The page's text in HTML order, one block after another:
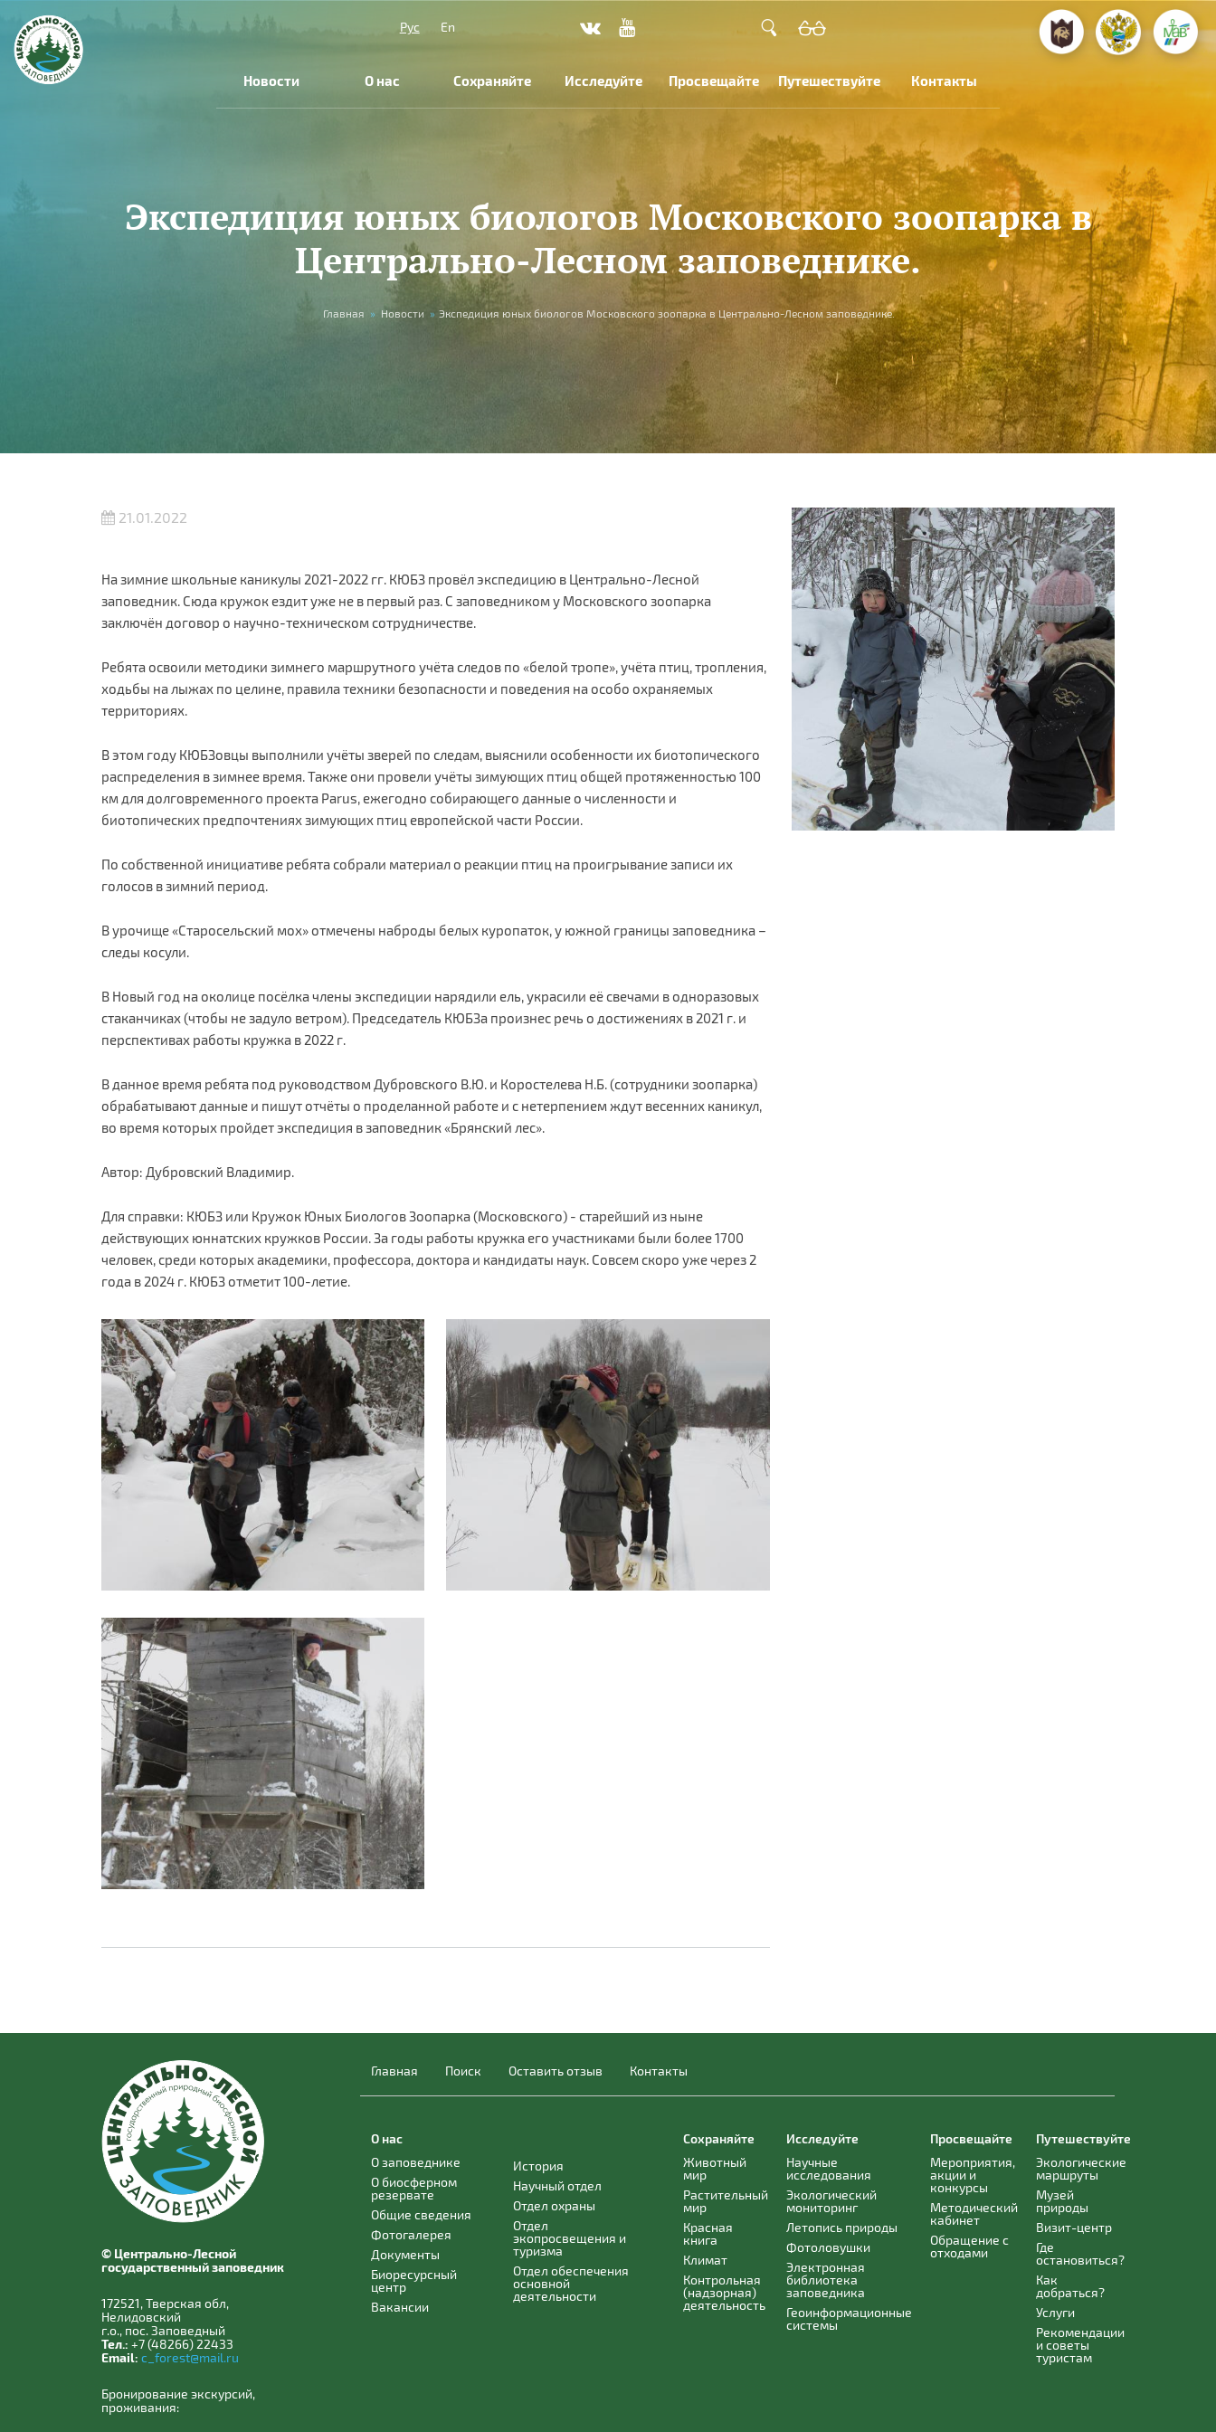
Перейти к основному содержанию
Рус
En
Новости О нас Сохраняйте Исследуйте Просвещайте Путешествуйте Контакты
Экспедиция юных биологов Московского зоопарка в
Центрально-Лесном заповеднике.
Главная » Новости » Экспедиция юных биологов Московского зоопарка в Центрально-Лесном заповеднике.
21.01.2022
На зимние школьные каникулы 2021-2022 гг. КЮБЗ провёл экспедицию в Центрально-Лесной
заповедник. Сюда кружок ездит уже не в первый раз. С заповедником у Московского зоопарка
заключён договор о научно-техническом сотрудничестве.
Ребята освоили методики зимнего маршрутного учёта следов по «белой тропе», учёта птиц, тропления,
ходьбы на лыжах по целине, правила техники безопасности и поведения на особо охраняемых
территориях.
В этом году КЮБЗовцы выполнили учёты зверей по следам, выяснили особенности их биотопического
распределения в зимнее время. Также они провели учёты зимующих птиц общей протяженностью 100
км для долговременного проекта Parus, ежегодно собирающего данные о численности и
биотопических предпочтениях зимующих птиц европейской части России.
По собственной инициативе ребята собрали материал о реакции птиц на проигрывание записи их
голосов в зимний период.
В урочище «Старосельский мох» отмечены наброды белых куропаток, у южной границы заповедника –
следы косули.
В Новый год на околице посёлка члены экспедиции нарядили ель, украсили её свечами в одноразовых
стаканчиках (чтобы не задуло ветром). Председатель КЮБЗа произнес речь о достижениях в 2021 г. и
перспективах работы кружка в 2022 г.
В данное время ребята под руководством Дубровского В.Ю. и Коростелева Н.Б. (сотрудники зоопарка)
обрабатывают данные и пишут отчёты о проделанной работе и с нетерпением ждут весенних каникул,
во время которых пройдет экспедиция в заповедник «Брянский лес».
Автор: Дубровский Владимир.
Для справки: КЮБЗ или Кружок Юных Биологов Зоопарка (Московского) - старейший из ныне
действующих юннатских кружков России. За годы работы кружка его участниками были более 1700
человек, среди которых академики, профессора, доктора и кандидаты наук. Совсем скоро уже через 2
года в 2024 г. КЮБЗ отметит 100-летие.
© Центрально-Лесной
государственный заповедник
172521, Тверская обл,
Нелидовский
г.о., пос. Заповедный
Тел.: +7 (48266) 22433
Email: c_forest@mail.ru
Бронирование экскурсий,
проживания:
Главная Поиск Оставить отзыв Контакты
О нас
О заповеднике
О биосферном
резервате
Общие сведения
Фотогалерея
Документы
Биоресурсный
центр
Вакансии
История
Научный отдел
Отдел охраны
Отдел
экопросвещения и
туризма
Отдел обеспечения
основной
деятельности
Сохраняйте
Животный
мир
Растительный
мир
Красная
книга
Климат
Контрольная
(надзорная)
деятельность
Исследуйте
Научные
исследования
Экологический
мониторинг
Летопись природы
Фотоловушки
Электронная
библиотека
заповедника
Геоинформационные
системы
Просвещайте
Мероприятия,
акции и
конкурсы
Методический
кабинет
Обращение с
отходами
Путешествуйте
Экологические
маршруты
Музей
природы
Визит-центр
Где
остановиться?
Как
добраться?
Услуги
Рекомендации
и советы
туристам